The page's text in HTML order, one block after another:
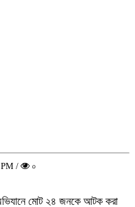
PM / ০
মোট ২৪ জনকে আটক করা